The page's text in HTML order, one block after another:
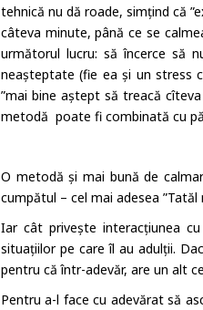
tehnică nu dă roade, simțind că
câteva minute, până ce se
următorul lucru: să încerce să
neașteptate (fie ea și un stress
”mai bine aștept să treacă
metodă poate fi combinată cu
O metodă și mai bună de
cumpătul – cel mai adesea
Iar cât privește interacțiunea
situațiilor pe care îl au adulții.
pentru că într-adevăr, are un alt
Pentru a-l face cu adevărat să